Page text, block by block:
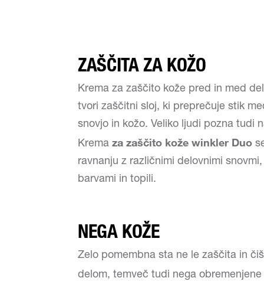
ZAŠČITA ZA KOŽO
Krema za zaščito kože pred in med
tvori zaščitni sloj, ki preprečuje stik
snovjo in kožo. Veliko ljudi pozna tudi
Krema za zaščito kože winkler Duo
ravnanju z različnimi delovnimi
barvami in topili.
NEGA KOŽE
Zelo pomembna sta ne le zaščita in
delom, temveč tudi nega